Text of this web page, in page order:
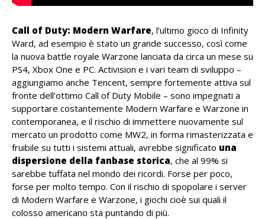
Call of Duty: Modern Warfare, l’ultimo gioco di Infinity
Ward, ad esempio è stato un grande successo, così come
la nuova battle royale Warzone lanciata da circa un mese su
PS4, Xbox One e PC. Activision e i vari team di sviluppo –
aggiungiamo anche Tencent, sempre fortemente attiva sul
fronte dell’ottimo Call of Duty Mobile – sono impegnati a
supportare costantemente Modern Warfare e Warzone in
contemporanea, e il rischio di immettere nuovamente sul
mercato un prodotto come MW2, in forma rimasterizzata e
fruibile su tutti i sistemi attuali, avrebbe significato una
dispersione della fanbase storica, che al 99% si
sarebbe tuffata nel mondo dei ricordi. Forse per poco,
forse per molto tempo. Con il rischio di spopolare i server
di Modern Warfare e Warzone, i giochi cioè sui quali il
colosso americano sta puntando di più.